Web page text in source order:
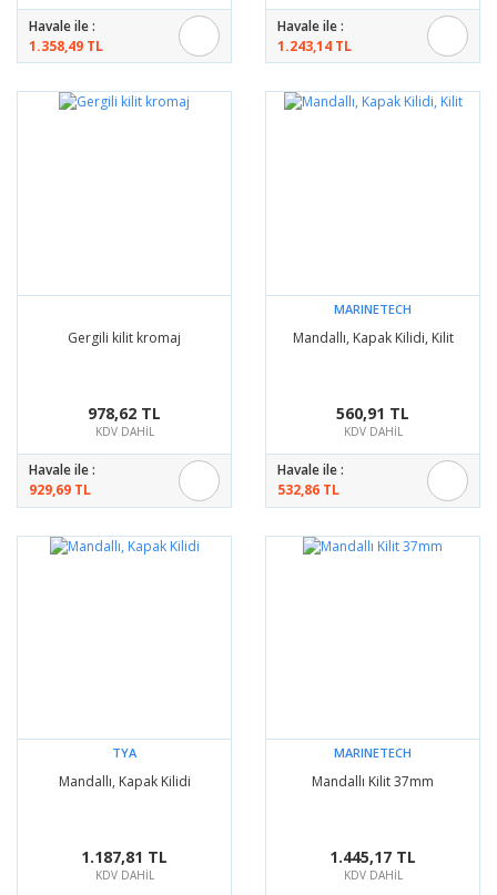
Havale ile :
1.358,49 TL
Havale ile :
1.243,14 TL
Gergili kilit kromaj
978,62 TL
KDV DAHİL
Havale ile :
929,69 TL
MARINETECH
Mandallı, Kapak Kilidi, Kilit
560,91 TL
KDV DAHİL
Havale ile :
532,86 TL
TYA
Mandallı, Kapak Kilidi
1.187,81 TL
KDV DAHİL
MARINETECH
Mandallı Kilit 37mm
1.445,17 TL
KDV DAHİL